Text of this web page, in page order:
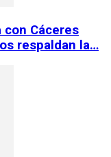
con Cáceres
respaldan la…